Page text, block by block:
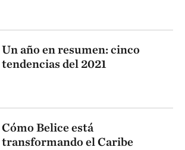
Un año en resumen: cinco
tendencias del 2021
Cómo Belice está
transformando el Caribe